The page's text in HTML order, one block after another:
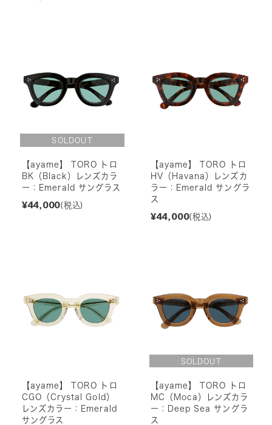
【ayame】 TORO トロ
BK（Black）レンズカラ
ー：Emerald サングラス
¥44,000(税込)
【ayame】 TORO トロ
HV（Havana）レンズカ
ラー：Emerald サングラ
ス
¥44,000(税込)
【ayame】 TORO トロ
CGO（Crystal Gold）
レンズカラー：Emerald
サングラス
【ayame】 TORO トロ
MC（Moca）レンズカラ
ー：Deep Sea サングラ
ス